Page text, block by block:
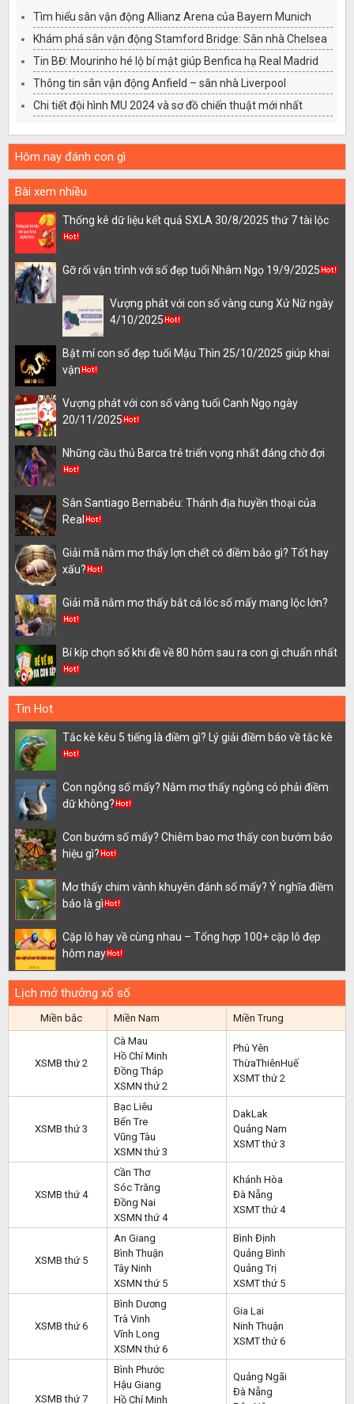
Tìm hiểu sân vận động Allianz Arena của Bayern Munich
Khám phá sân vận động Stamford Bridge: Sân nhà Chelsea
Tin BĐ: Mourinho hé lộ bí mật giúp Benfica hạ Real Madrid
Thông tin sân vận động Anfield – sân nhà Liverpool
Chi tiết đội hình MU 2024 và sơ đồ chiến thuật mới nhất
Hôm nay đánh con gì
Bài xem nhiều
Thống kê dữ liệu kết quả SXLA 30/8/2025 thứ 7 tài lộc
Gỡ rối vận trình với số đẹp tuổi Nhâm Ngọ 19/9/2025
Vượng phát với con số vàng cung Xử Nữ ngày
4/10/2025
Bật mí con số đẹp tuổi Mậu Thìn 25/10/2025 giúp khai
vận
Vượng phát với con số vàng tuổi Canh Ngọ ngày
20/11/2025
Những cầu thủ Barca trẻ triển vọng nhất đáng chờ đợi
Sân Santiago Bernabéu: Thánh địa huyền thoại của
Real
Giải mã nằm mơ thấy lợn chết có điềm báo gì? Tốt hay
xấu?
Giải mã nằm mơ thấy bắt cá lóc số mấy mang lộc lớn?
Bí kíp chọn số khi đề về 80 hôm sau ra con gì chuẩn nhất
Tin Hot
Tắc kè kêu 5 tiếng là điềm gì? Lý giải điềm báo về tắc kè
Con ngỗng số mấy? Nằm mơ thấy ngỗng có phải điềm
dữ không?
Con bướm số mấy? Chiêm bao mơ thấy con bướm báo
hiệu gì?
Mơ thấy chim vành khuyên đánh số mấy? Ý nghĩa điềm
báo là gì
Cặp lô hay về cùng nhau – Tổng hợp 100+ cặp lô đẹp
hôm nay
Lịch mở thưởng xổ số
Miền bắc Miền Nam Miền Trung
XSMB thứ 2
Cà Mau
Hồ Chí Minh
Đồng Tháp
XSMN thứ 2
Phú Yên
ThừaThiênHuế
XSMT thứ 2
XSMB thứ 3
Bạc Liêu
Bến Tre
Vũng Tàu
XSMN thứ 3
DakLak
Quảng Nam
XSMT thứ 3
XSMB thứ 4
Cần Thơ
Sóc Trăng
Đồng Nai
XSMN thứ 4
Khánh Hòa
Đà Nẵng
XSMT thứ 4
XSMB thứ 5
An Giang
Bình Thuận
Tây Ninh
XSMN thứ 5
Bình Định
Quảng Bình
Quảng Trị
XSMT thứ 5
XSMB thứ 6
Bình Dương
Trà Vinh
Vĩnh Long
XSMN thứ 6
Gia Lai
Ninh Thuận
XSMT thứ 6
XSMB thứ 7
Bình Phước
Hậu Giang
Hồ Chí Minh
Quảng Ngãi
Đà Nẵng